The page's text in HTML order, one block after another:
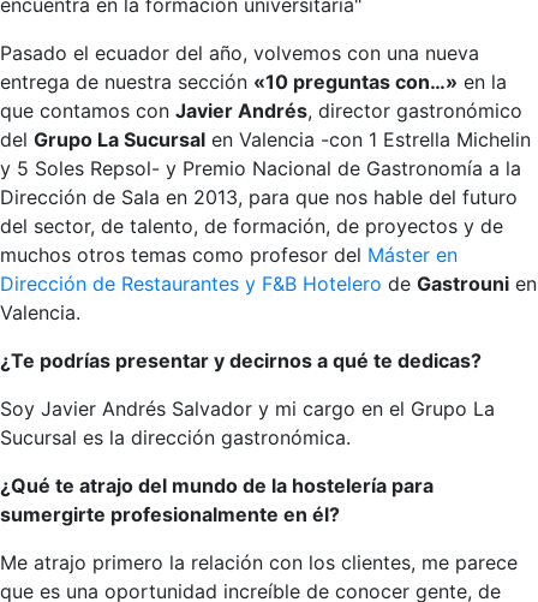
Pasado el ecuador del año, volvemos con una nueva
entrega de nuestra sección «10 preguntas con…» en la
que contamos con Javier Andrés, director gastronómico
del Grupo La Sucursal en Valencia -con 1 Estrella Michelin
y 5 Soles Repsol- y Premio Nacional de Gastronomía a la
Dirección de Sala en 2013, para que nos hable del futuro
del sector, de talento, de formación, de proyectos y de
muchos otros temas como profesor del Máster en
Dirección de Restaurantes y F&B Hotelero de Gastrouni en
Valencia.
¿Te podrías presentar y decirnos a qué te dedicas?
Soy Javier Andrés Salvador y mi cargo en el Grupo La
Sucursal es la dirección gastronómica.
¿Qué te atrajo del mundo de la hostelería para
sumergirte profesionalmente en él?
Me atrajo primero la relación con los clientes, me parece
que es una oportunidad increíble de conocer gente, de